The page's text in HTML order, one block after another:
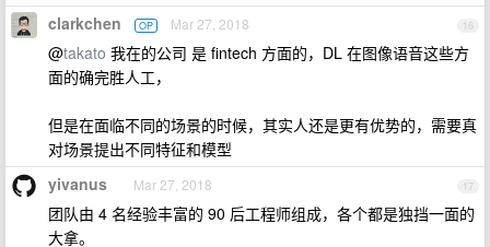
16
clarkchen OP Mar 27, 2018
@takato 我在的公司 是 fintech 方面的，DL 在图像语音这些方
面的确完胜人工，
但是在面临不同的场景的时候，其实人还是更有优势的，需要真
对场景提出不同特征和模型
17
yivanus Mar 27, 2018
团队由 4 名经验丰富的 90 后工程师组成，各个都是独挡一面的
大拿。